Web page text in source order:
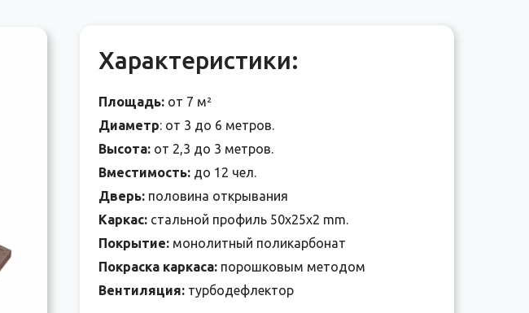
Площадь: от 7 м²
Диаметр: от 3 до 6 метров.
Высота: от 2,3 до 3 метров.
Вместимость: до 12 чел.
Дверь: половина открывания
Каркас: стальной профиль 50х25х2 mm.
Покрытие: монолитный поликарбонат
Покраска каркаса: порошковым методом
Вентиляция: турбодефлектор
Характеристики: